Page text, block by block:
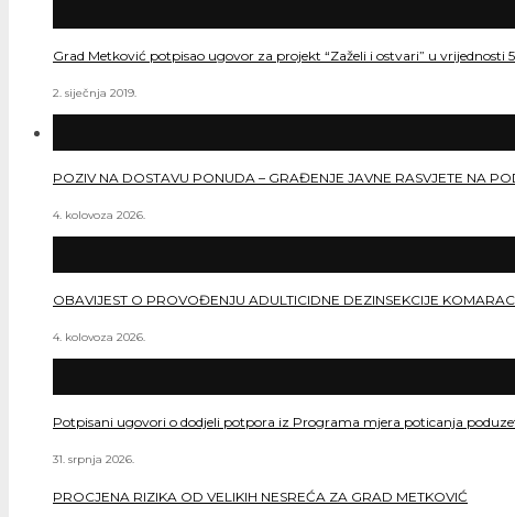
Grad Metković potpisao ugovor za projekt “Zaželi i ostvari” u vrijednosti
2. siječnja 2019.
POZIV NA DOSTAVU PONUDA – GRAĐENJE JAVNE RASVJETE NA
4. kolovoza 2026.
OBAVIJEST O PROVOĐENJU ADULTICIDNE DEZINSEKCIJE
4. kolovoza 2026.
Potpisani ugovori o dodjeli potpora iz Programa mjera poticanja
31. srpnja 2026.
PROCJENA RIZIKA OD VELIKIH NESREĆA ZA GRAD METKOVIĆ